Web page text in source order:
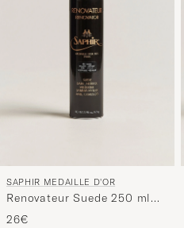
SAPHIR MEDAILLE D'OR
Renovateur Suede 250 ml
Spray Black
26€